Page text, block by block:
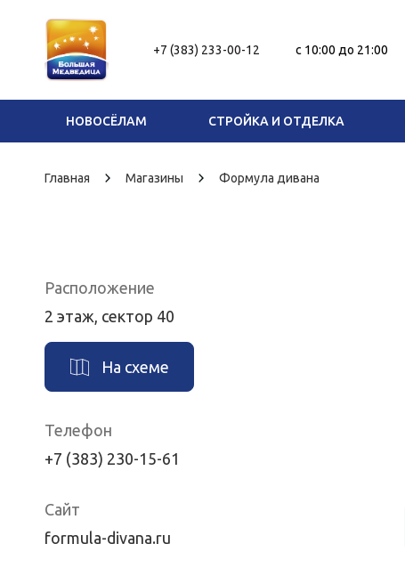
+7 (383) 233-00-12 c 10:00 до 21:00
НОВОСЁЛАМ СТРОЙКА И ОТДЕЛКА
Главная Магазины Формула дивана
Расположение
2 этаж, сектор 40
На схеме
Телефон
+7 (383) 230-15-61
Сайт
formula-divana.ru